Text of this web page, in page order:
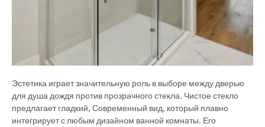
Эстетика играет значительную роль в выборе между дверью
для душа дождя против прозрачного стекла. Чистое стекло
предлагает гладкий, Современный вид, который плавно
интегрирует с любым дизайном ванной комнаты. Его